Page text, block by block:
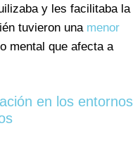
y les facilitaba la
tuvieron una menor
mental que afecta a
en los entornos